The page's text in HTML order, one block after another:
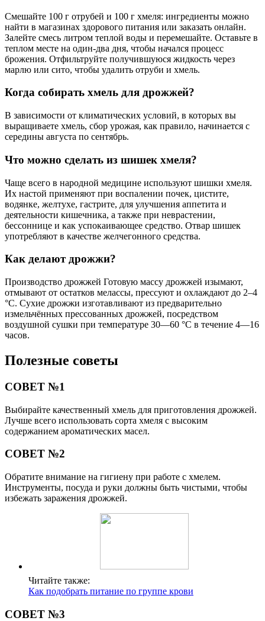
Смешайте 100 г отрубей и 100 г хмеля: ингредиенты можно
найти в магазинах здорового питания или заказать онлайн.
Залейте смесь литром теплой воды и перемешайте. Оставьте в
теплом месте на один-два дня, чтобы начался процесс
брожения. Отфильтруйте получившуюся жидкость через
марлю или сито, чтобы удалить отруби и хмель.
Когда собирать хмель для дрожжей?
В зависимости от климатических условий, в которых вы
выращиваете хмель, сбор урожая, как правило, начинается с
середины августа по сентябрь.
Что можно сделать из шишек хмеля?
Чаще всего в народной медицине используют шишки хмеля.
Их настой применяют при воспалении почек, цистите,
водянке, желтухе, гастрите, для улучшения аппетита и
деятельности кишечника, а также при неврастении,
бессоннице и как успокаивающее средство. Отвар шишек
употребляют в качестве желчегонного средства.
Как делают дрожжи?
Производство дрожжей Готовую массу дрожжей изымают,
отмывают от остатков мелассы, прессуют и охлаждают до 2–4
°C. Сухие дрожжи изготавливают из предварительно
измельчённых прессованных дрожжей, посредством
воздушной сушки при температуре 30—60 °C в течение 4—16
часов.
Полезные советы
СОВЕТ №1
Выбирайте качественный хмель для приготовления дрожжей.
Лучше всего использовать сорта хмеля с высоким
содержанием ароматических масел.
СОВЕТ №2
Обратите внимание на гигиену при работе с хмелем.
Инструменты, посуда и руки должны быть чистыми, чтобы
избежать заражения дрожжей.
Читайте также:
Как подобрать питание по группе крови
СОВЕТ №3